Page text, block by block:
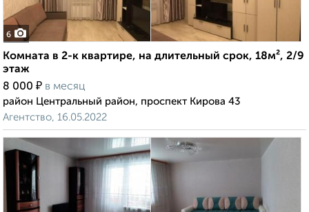
6
Комната в 2-к квартире, на длительный срок, 18м², 2/9
этаж
8 000 ₽ в месяц
район Центральный район, проспект Кирова 43
Агентство, 16.05.2022